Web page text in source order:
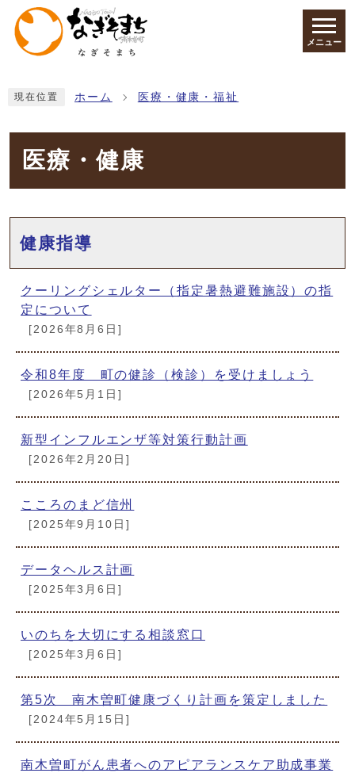
ページの先頭です
メニュー
現在位置 ホーム 医療・健康・福祉
医療・健康
メインメニュー
健康指導
クーリングシェルター（指定暑熱避難施設）の指
定について
[2026年8月6日]
令和8年度 町の健診（検診）を受けましょう
[2026年5月1日]
新型インフルエンザ等対策行動計画
[2026年2月20日]
こころのまど信州
[2025年9月10日]
データヘルス計画
[2025年3月6日]
いのちを大切にする相談窓口
[2025年3月6日]
第5次 南木曽町健康づくり計画を策定しました
[2024年5月15日]
南木曽町がん患者へのアピアランスケア助成事業